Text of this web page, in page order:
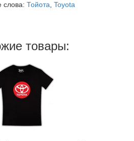
слова: Тойота, Toyota
товары: